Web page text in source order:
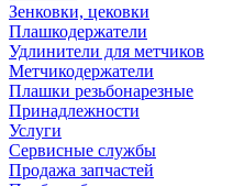
Зенковки, цековки
Плашкодержатели
Удлинители для метчиков
Метчикодержатели
Плашки резьбонарезные
Принадлежности
Услуги
Сервисные службы
Продажа запчастей